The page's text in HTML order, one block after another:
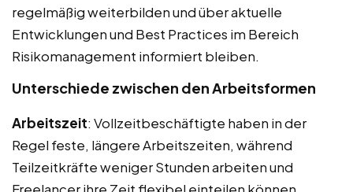
regelmäßig weiterbilden und über aktuelle
Entwicklungen und Best Practices im Bereich
Risikomanagement informiert bleiben.
Unterschiede zwischen den Arbeitsformen
Arbeitszeit: Vollzeitbeschäftigte haben in der
Regel feste, längere Arbeitszeiten, während
Teilzeitkräfte weniger Stunden arbeiten und